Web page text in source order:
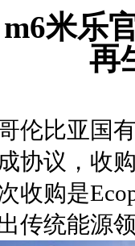
m6米乐
再
伦比亚国
成协议，收
收购是
传统能源